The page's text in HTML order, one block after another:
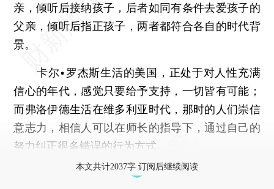
亲，倾听后接纳孩子，后者如同有条件去爱孩子的
父亲，倾听后指正孩子，两者都符合各自的时代背
景。
卡尔•罗杰斯生活的美国，正处于对人性充满
信心的年代，感觉只要给予支持，一切皆有可能；
而弗洛伊德生活在维多利亚时代，那时的人们崇信
意志力，相信人可以在师长的指导下，通过自己的
努力纠正很多错误的行为方式。
本文共计2037字 订阅后继续阅读